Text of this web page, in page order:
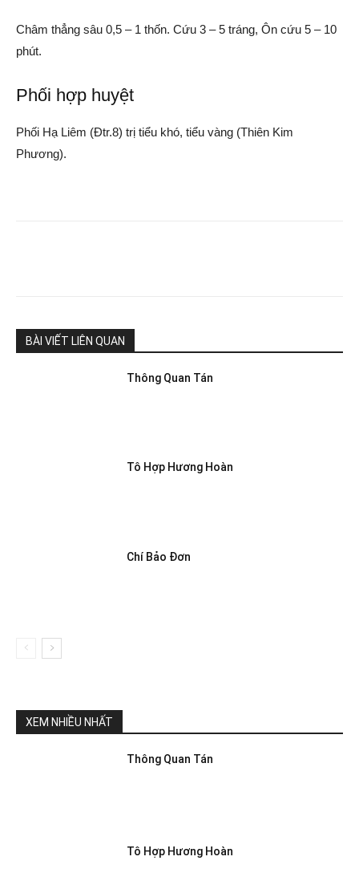
Châm thẳng sâu 0,5 – 1 thốn. Cứu 3 – 5 tráng, Ôn cứu 5 – 10
phút.
Phối hợp huyệt
Phối Hạ Liêm (Đtr.8) trị tiểu khó, tiểu vàng (Thiên Kim
Phương).
BÀI VIẾT LIÊN QUAN
Thông Quan Tán
Tô Hợp Hương Hoàn
Chí Bảo Đơn
XEM NHIỀU NHẤT
Thông Quan Tán
Tô Hợp Hương Hoàn